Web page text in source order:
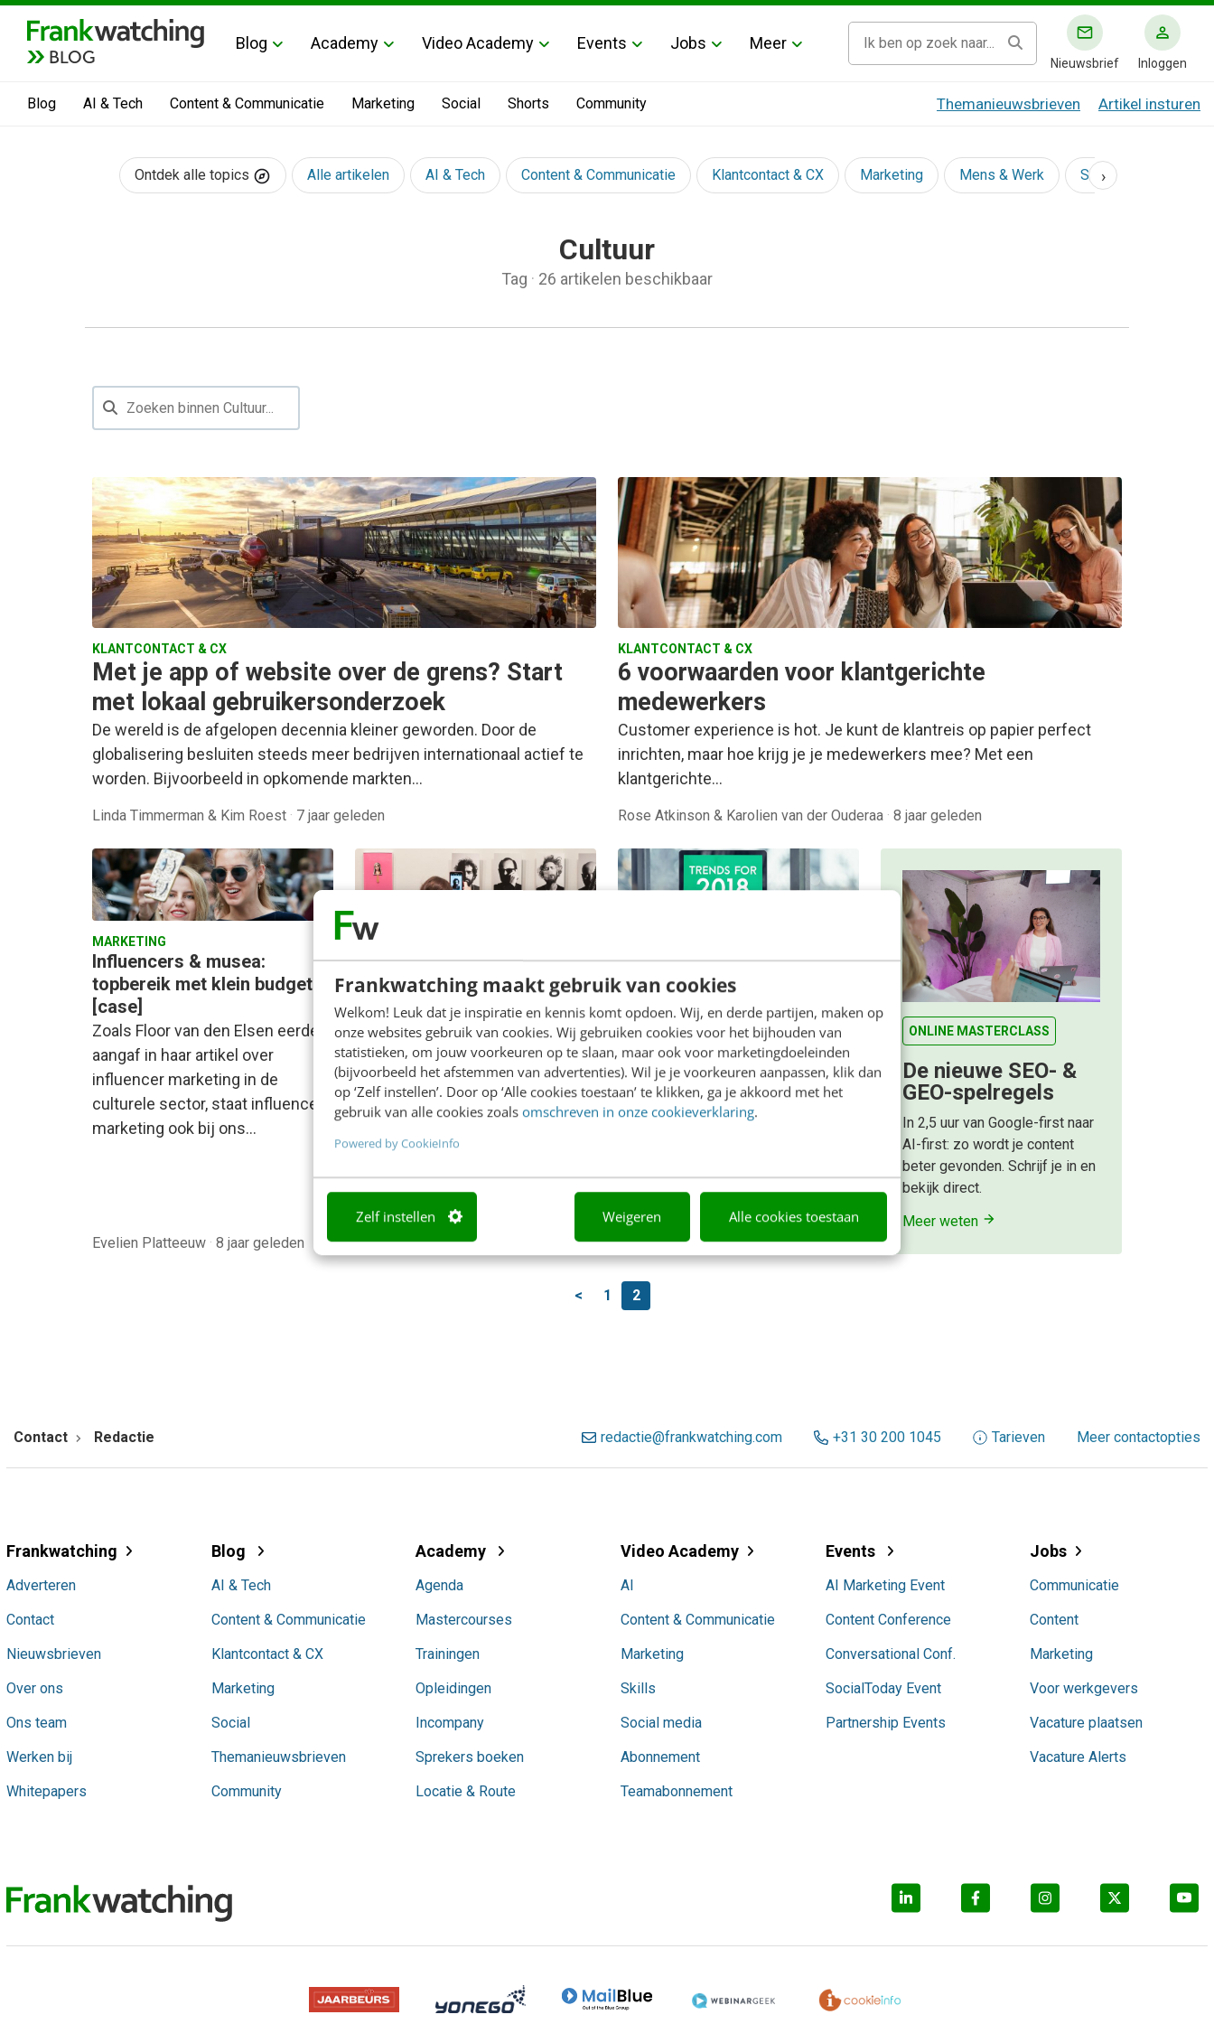
Frankwatching maakt gebruik van cookies
Welkom! Leuk dat je inspiratie en kennis komt opdoen. Wij, en derde partijen, maken op
onze websites gebruik van cookies. Wij gebruiken cookies voor het bijhouden van
statistieken, om jouw voorkeuren op te slaan, maar ook voor marketingdoeleinden
(bijvoorbeeld het afstemmen van advertenties). Wil je je voorkeuren aanpassen, klik dan
op ‘Zelf instellen’. Door op ‘Alle cookies toestaan’ te klikken, ga je akkoord met het
gebruik van alle cookies zoals omschreven in onze cookieverklaring.
Powered by CookieInfo
Zelf instellen Weigeren Alle cookies toestaan
BLOG
Blog Academy Video Academy Events Jobs Meer
Nieuwsbrief Inloggen
Blog AI & Tech Content & Communicatie Marketing Social Shorts Community Themanieuwsbrieven Artikel insturen
Ontdek alle topics Alle artikelen AI & Tech Content & Communicatie Klantcontact & CX Marketing Mens & Werk Social
›
Cultuur
Tag · 26 artikelen beschikbaar
KLANTCONTACT & CX
Met je app of website over de grens? Start
met lokaal gebruikersonderzoek
De wereld is de afgelopen decennia kleiner geworden. Door de
globalisering besluiten steeds meer bedrijven internationaal actief te
worden. Bijvoorbeeld in opkomende markten…
Linda Timmerman & Kim Roest · 7 jaar geleden
KLANTCONTACT & CX
6 voorwaarden voor klantgerichte
medewerkers
Customer experience is hot. Je kunt de klantreis op papier perfect
inrichten, maar hoe krijg je je medewerkers mee? Met een
klantgerichte…
Rose Atkinson & Karolien van der Ouderaa · 8 jaar geleden
MARKETING
Influencers & musea:
topbereik met klein budget
[case]
Zoals Floor van den Elsen eerder
aangaf in haar artikel over
influencer marketing in de
culturele sector, staat influencer
marketing ook bij ons…
Evelien Platteeuw · 8 jaar geleden
MARKETING
Influencer marketing x
culturele sector = match
made in heaven
Ook op de agenda van
marketeers uit de culturele
sector staat de laatste tijd steeds
vaker het punt influencer
Floor van den Elsen 9 jaar geleden
Online marketing: een
terugblik & de trends voor
2018
Wat gaat er op internetmarketing-
vlak gebeuren in 2018? Waar
moet je rekening mee houden
voor het komende jaar en waar
Joris Toonders· 9 jaar geleden
ONLINE MASTERCLASS
De nieuwe SEO- &
GEO-spelregels
In 2,5 uur van Google-first naar
AI-first: zo wordt je content
beter gevonden. Schrijf je in en
bekijk direct.
Meer weten
< 1 2
Contact Redactie redactie@frankwatching.com +31 30 200 1045 Tarieven Meer contactopties
Frankwatching
Adverteren
Contact
Nieuwsbrieven
Over ons
Ons team
Werken bij
Whitepapers
Blog
AI & Tech
Content & Communicatie
Klantcontact & CX
Marketing
Social
Themanieuwsbrieven
Community
Academy
Agenda
Mastercourses
Trainingen
Opleidingen
Incompany
Sprekers boeken
Locatie & Route
Video Academy
AI
Content & Communicatie
Marketing
Skills
Social media
Abonnement
Teamabonnement
Events
AI Marketing Event
Content Conference
Conversational Conf.
SocialToday Event
Partnership Events
Jobs
Communicatie
Content
Marketing
Voor werkgevers
Vacature plaatsen
Vacature Alerts